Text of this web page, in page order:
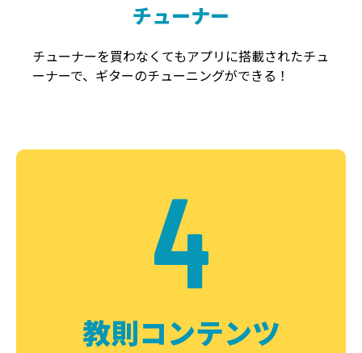
チューナー
チューナーを買わなくてもアプリに搭載されたチュ
ーナーで、ギターのチューニングができる！
4
教則コンテンツ